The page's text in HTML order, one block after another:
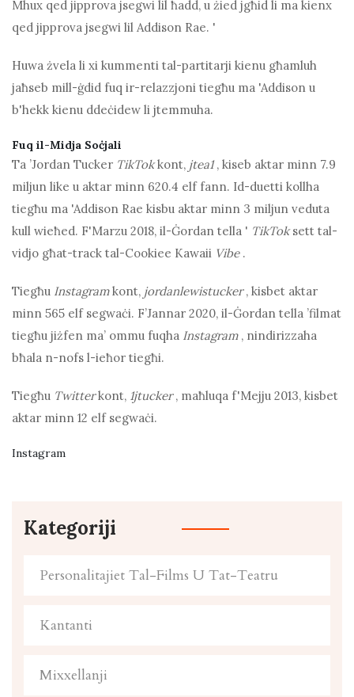
Mhux qed jipprova jsegwi lil ħadd, u żied jgħid li ma kienx
qed jipprova jsegwi lil Addison Rae. '
Huwa żvela li xi kummenti tal-partitarji kienu għamluh
jaħseb mill-ġdid fuq ir-relazzjoni tiegħu ma 'Addison u
b'hekk kienu ddeċidew li jtemmuha.
Fuq il-Midja Soċjali
Ta ’Jordan Tucker TikTokkont, jtea1, kiseb aktar minn 7.9
miljun like u aktar minn 620.4 elf fann. Id-duetti kollha
tiegħu ma 'Addison Rae kisbu aktar minn 3 miljun veduta
kull wieħed. F'Marzu 2018, il-Ġordan tella ' TikToksett tal-
vidjo għat-track tal-Cookiee Kawaii Vibe.
Tiegħu Instagramkont, jordanlewistucker, kisbet aktar
minn 565 elf segwaċi. F’Jannar 2020, il-Ġordan tella ’filmat
tiegħu jiżfen ma’ ommu fuqha Instagram, nindirizzaha
bħala n-nofs l-ieħor tiegħi.
Tiegħu Twitterkont, 1jtucker, maħluqa f'Mejju 2013, kisbet
aktar minn 12 elf segwaċi.
Instagram
Kategoriji
Personalitajiet Tal-Films U Tat-Teatru
Kantanti
Mixxellanji